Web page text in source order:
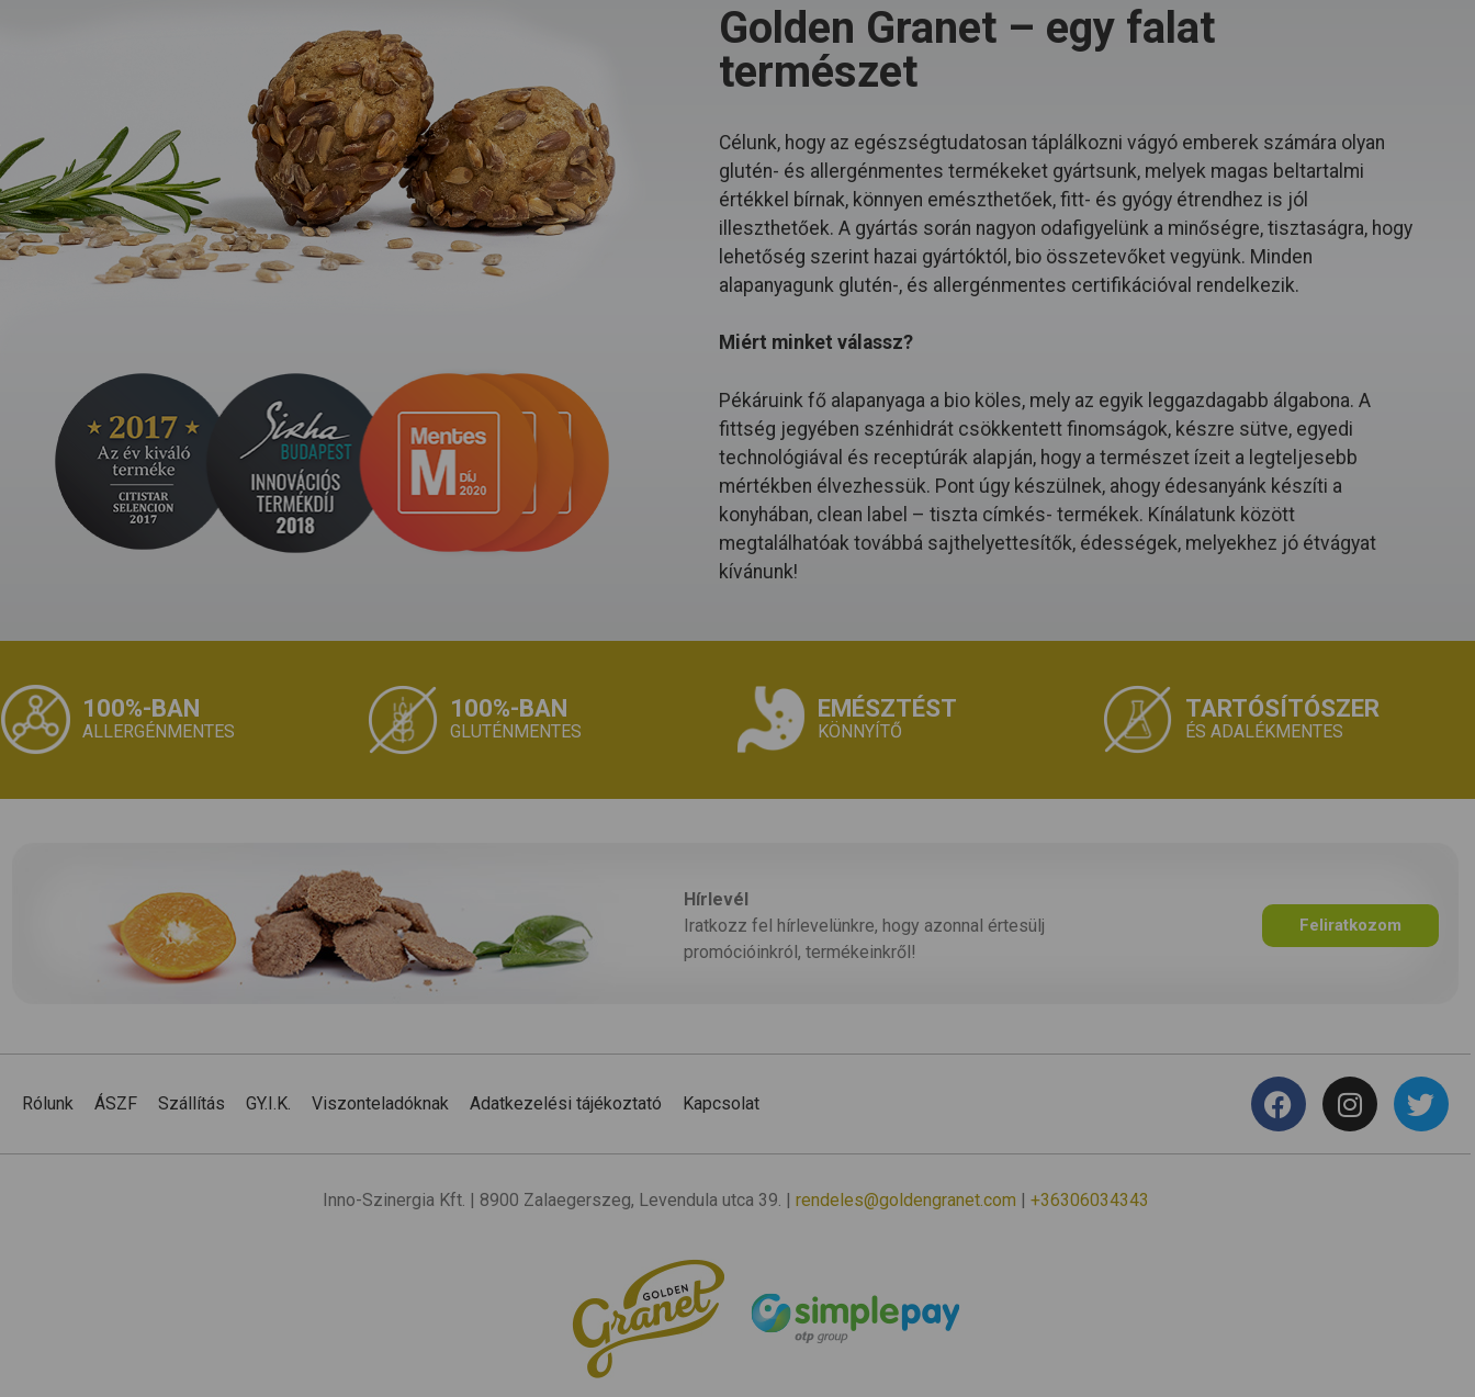
Golden Granet – egy falat
természet
Célunk, hogy az egészségtudatosan táplálkozni vágyó emberek számára olyan
glutén- és allergénmentes termékeket gyártsunk, melyek magas beltartalmi
értékkel bírnak, könnyen emészthetőek, fitt- és gyógy étrendhez is jól
illeszthetőek. A gyártás során nagyon odafigyelünk a minőségre, tisztaságra, hogy
lehetőség szerint hazai gyártóktól, bio összetevőket vegyünk. Minden
alapanyagunk glutén-, és allergénmentes certifikációval rendelkezik.
Miért minket válassz?
Pékáruink fő alapanyaga a bio köles, mely az egyik leggazdagabb álgabona. A
fittség jegyében szénhidrát csökkentett finomságok, készre sütve, egyedi
technológiával és receptúrák alapján, hogy a természet ízeit a legteljesebb
mértékben élvezhessük. Pont úgy készülnek, ahogy édesanyánk készíti a
konyhában, clean label – tiszta címkés- termékek. Kínálatunk között
megtalálhatóak továbbá sajthelyettesítők, édességek, melyekhez jó étvágyat
kívánunk!
100%-BAN
ALLERGÉNMENTES
100%-BAN
GLUTÉNMENTES
EMÉSZTÉST
KÖNNYÍTŐ
TARTÓSÍTÓSZER
ÉS ADALÉKMENTES
Hírlevél
Iratkozz fel hírlevelünkre, hogy azonnal értesülj
promócióinkról, termékeinkről!
Feliratkozom
Rólunk ÁSZF Szállítás GY.I.K. Viszonteladóknak Adatkezelési tájékoztató Kapcsolat
Inno-Szinergia Kft. | 8900 Zalaegerszeg, Levendula utca 39. | rendeles@goldengranet.com +36306034343